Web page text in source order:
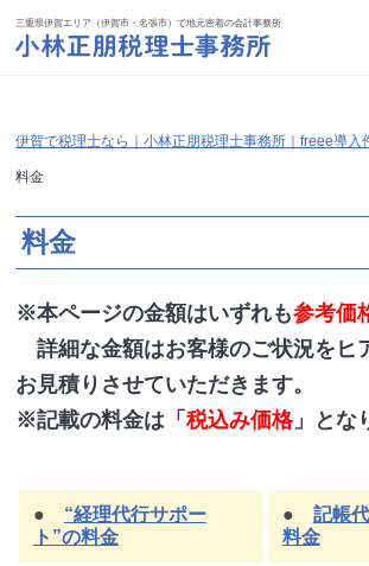
三重県伊賀エリア（伊賀市・名張市）で地元密着の会計事務所
伊賀で税理士なら｜小林正朋税理士事務所｜freee導入
料金
料金
※本ページの金額はいずれも参考価
詳細な金額はお客様のご状況をヒ
お見積りさせていただきます。
※記載の料金は「税込み価格」とな
● “経理代行サポー
ト”の料金
● 記帳
料金